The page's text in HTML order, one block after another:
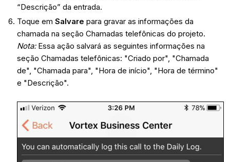
“Descrição” da entrada.
Toque em Salvare para gravar as informações da
chamada na seção Chamadas telefônicas do projeto.
Nota: Essa ação salvará as seguintes informações na
seção Chamadas telefônicas: "Criado por", "Chamada
de", "Chamada para", "Hora de início", "Hora de término"
e "Descrição".